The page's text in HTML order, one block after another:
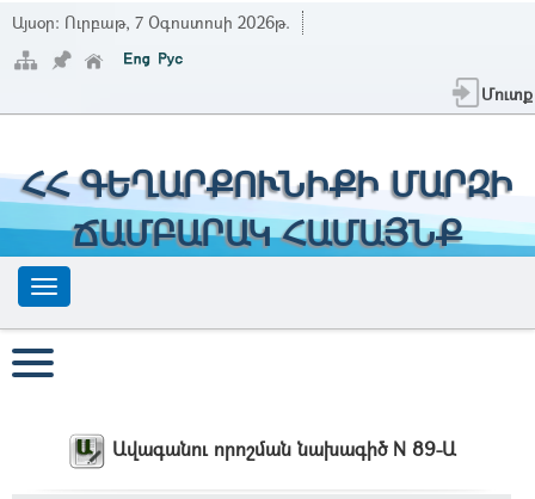
Այսօր: Ուրբաթ, 7 Օգոստոսի 2026թ.
Մուտք
ՀՀ ԳԵՂԱՐՔՈՒՆԻՔԻ ՄԱՐԶԻ
ՃԱՄԲԱՐԱԿ ՀԱՄԱՅՆՔ
Ավագանու որոշման նախագիծ N 89-Ա